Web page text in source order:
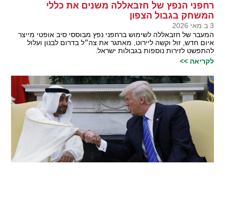
רחפני הנפץ של חזבאללה משנים את כללי
המשחק בגבול הצפון
3 ב מאי 2026
המעבר של חזבאללה לשימוש ברחפני נפץ מבוססי סיב אופטי מייצר
איום חדש, זול וקשה ליירוט, מאתגר את צה״ל בדרום לבנון ועלול
להתפשט לזירות נוספות בגבולות ישראל.
לקריאה >>